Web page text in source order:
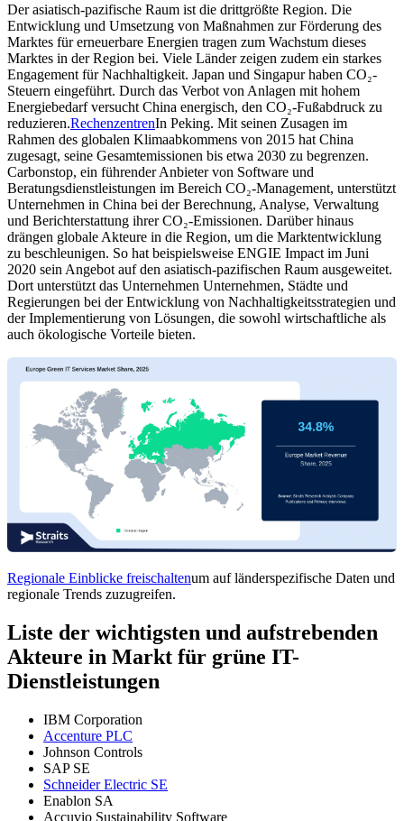
Der asiatisch-pazifische Raum ist die drittgrößte Region. Die
Entwicklung und Umsetzung von Maßnahmen zur Förderung des
Marktes für erneuerbare Energien tragen zum Wachstum dieses
Marktes in der Region bei. Viele Länder zeigen zudem ein starkes
Engagement für Nachhaltigkeit. Japan und Singapur haben CO₂-
Steuern eingeführt. Durch das Verbot von Anlagen mit hohem
Energiebedarf versucht China energisch, den CO₂-Fußabdruck zu
reduzieren.RechenzentrenIn Peking. Mit seinen Zusagen im
Rahmen des globalen Klimaabkommens von 2015 hat China
zugesagt, seine Gesamtemissionen bis etwa 2030 zu begrenzen.
Carbonstop, ein führender Anbieter von Software und
Beratungsdienstleistungen im Bereich CO₂-Management, unterstützt
Unternehmen in China bei der Berechnung, Analyse, Verwaltung
und Berichterstattung ihrer CO₂-Emissionen. Darüber hinaus
drängen globale Akteure in die Region, um die Marktentwicklung
zu beschleunigen. So hat beispielsweise ENGIE Impact im Juni
2020 sein Angebot auf den asiatisch-pazifischen Raum ausgeweitet.
Dort unterstützt das Unternehmen Unternehmen, Städte und
Regierungen bei der Entwicklung von Nachhaltigkeitsstrategien und
der Implementierung von Lösungen, die sowohl wirtschaftliche als
auch ökologische Vorteile bieten.
Regionale Einblicke freischaltenum auf länderspezifische Daten und
regionale Trends zuzugreifen.
Liste der wichtigsten und aufstrebenden
Akteure in Markt für grüne IT-
Dienstleistungen
IBM Corporation
Accenture PLC
Johnson Controls
SAP SE
Schneider Electric SE
Enablon SA
Accuvio Sustainability Software